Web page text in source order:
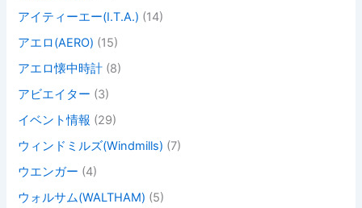
アイティーエー(I.T.A.) (14)
アエロ(AERO) (15)
アエロ懐中時計 (8)
アビエイター (3)
イベント情報 (29)
ウィンドミルズ(Windmills) (7)
ウエンガー (4)
ウォルサム(WALTHAM) (5)